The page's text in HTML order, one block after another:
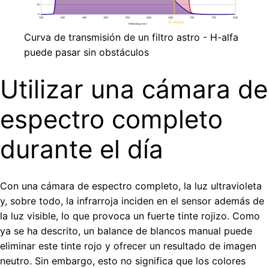
Curva de transmisión de un filtro astro - H-alfa
puede pasar sin obstáculos
Utilizar una cámara de
espectro completo
durante el día
Con una cámara de espectro completo, la luz ultravioleta
y, sobre todo, la infrarroja inciden en el sensor además de
la luz visible, lo que provoca un fuerte tinte rojizo. Como
ya se ha descrito, un balance de blancos manual puede
eliminar este tinte rojo y ofrecer un resultado de imagen
neutro. Sin embargo, esto no significa que los colores